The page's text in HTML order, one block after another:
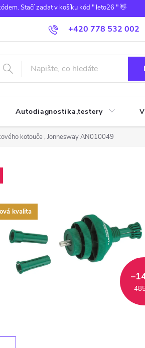
Stačí zadat v košíku kód " leto26 " 👋
+420 778 532 002
Autodiagnostika,testery
kotouče , Jonnesway AN010049
kvalita